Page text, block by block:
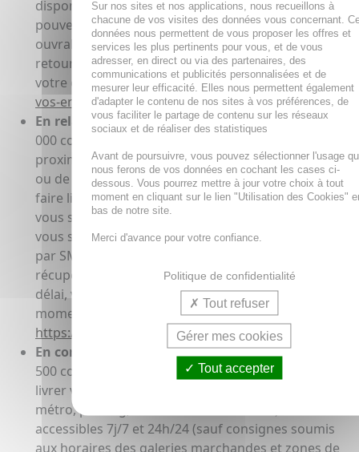
disponibilité de votre colis par SMS et e-mail. Vous
pouvez alors venir le récupérer dans les 10 jours
ouvrables. Passé ce délai, votre colis nous sera
retourné. Suivez à tout moment l’acheminement de
votre colis surhttps://www.laposte.fr/outils/suivre-
vos-envois.
En relais Pickup :Vous pouvez choisir l’un des 16
000 commerçants de proximité du réseau Pickup, à
proximité de votre domicile, de votre lieu de travail
ou de vacances, auprès duquel vous souhaitez vous
faire livrer. Une fois le colis préparé par nos soins, il
vous sera livré dans un délai indicatif de 48h et
vous serez informé de la disponibilité de votre colis
par SMS et e-mail. Vous pouvez alors venir le
récupérer dans les 10 jours ouvrables. Passé ce
délai, votre colis nous sera retourné. Suivez à tout
moment l’acheminement de votre colis sur
https://www.laposte.fr/outils/suivre-vos-envois
En consigne Pickup : Vous pouvez choisir l’une des
500 consignes automatiques de retrait pour faire
livrer votre colis. Implanter sur votre trajet (gare,
métro, parking, centres commerciaux…) ils sont
accessibles 7j/7 et 24h/24 (sauf consignes soumis
aux horaires des galeries marchandes et zones de
Sur nos sites et nos applications, nous recueillons à
chacune de vos visites des données vous concernant.
données nous permettent de vous proposer les offres et
services les plus pertinents pour vous, et de vous
adresser, en direct ou via des partenaires, des
communications et publicités personnalisées et de
mesurer leur efficacité. Elles nous permettent également
d'adapter le contenu de nos sites à vos préférences, de
vous faciliter le partage de contenu sur les réseaux
sociaux et de réaliser des statistiques
Avant de poursuivre, vous pouvez sélectionner l'usage
nous ferons de vos données en cochant les cases ci-
dessous. Vous pourrez mettre à jour votre choix à tout
moment en cliquant sur le lien "Utilisation des Cookies"
bas de notre site.
Merci d'avance pour votre confiance.
Politique de confidentialité
Tout refuser
Gérer mes cookies
Tout accepter